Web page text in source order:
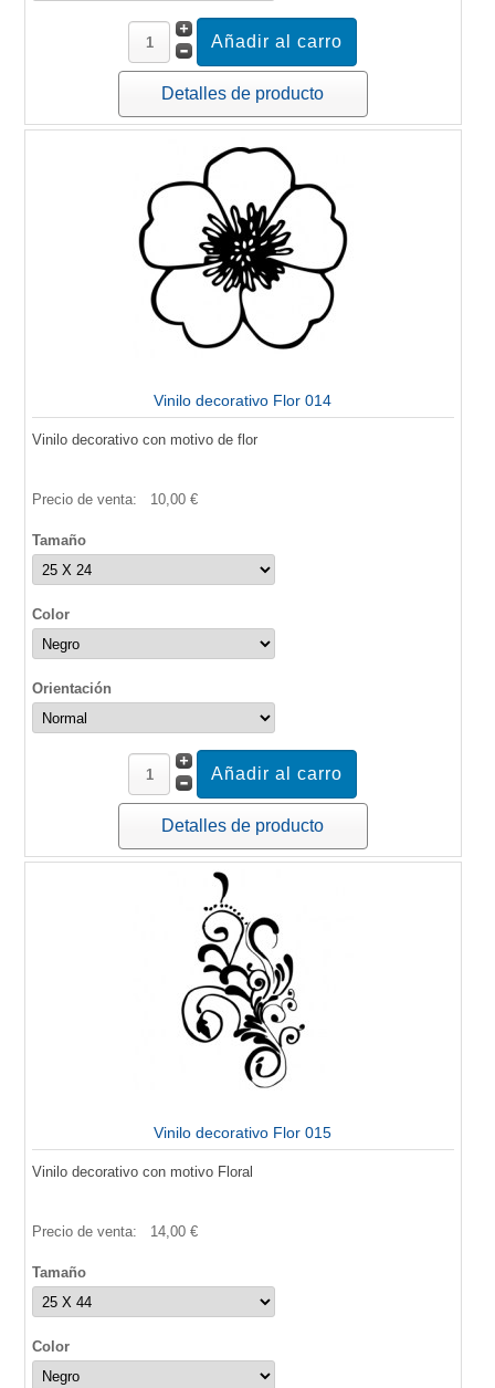
Detalles de producto
Vinilo decorativo Flor 014
Vinilo decorativo con motivo de flor
Precio de venta: 10,00 €
Tamaño
Color
Orientación
Detalles de producto
Vinilo decorativo Flor 015
Vinilo decorativo con motivo Floral
Precio de venta: 14,00 €
Tamaño
Color